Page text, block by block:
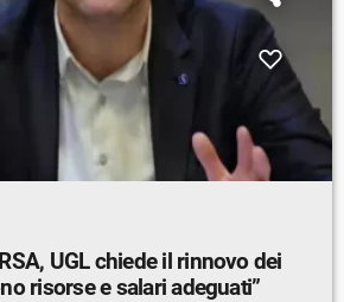
UGL chiede il rinnovo dei
risorse e salari adeguati”